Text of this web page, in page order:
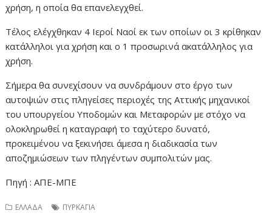
χρήση, η οποία θα επανελεγχθεί.
Τέλος ελέγχθηκαν 4 Ιεροί Ναοί εκ των οποίων οι 3 κρίθηκαν
κατάλληλοι για χρήση και ο 1 προσωρινά ακατάλληλος για
χρήση.
Σήμερα θα συνεχίσουν να συνδράμουν στο έργο των
αυτοψιών στις πληγείσες περιοχές της Αττικής μηχανικοί
του υπουργείου Υποδομών και Μεταφορών με στόχο να
ολοκληρωθεί η καταγραφή το ταχύτερο δυνατό,
προκειμένου να ξεκινήσει άμεσα η διαδικασία των
αποζημιώσεων των πληγέντων συμπολιτών μας.
Πηγή : ΑΠΕ-ΜΠΕ
ΕΛΛΑΔΑ ΠΥΡΚΑΓΙΑ